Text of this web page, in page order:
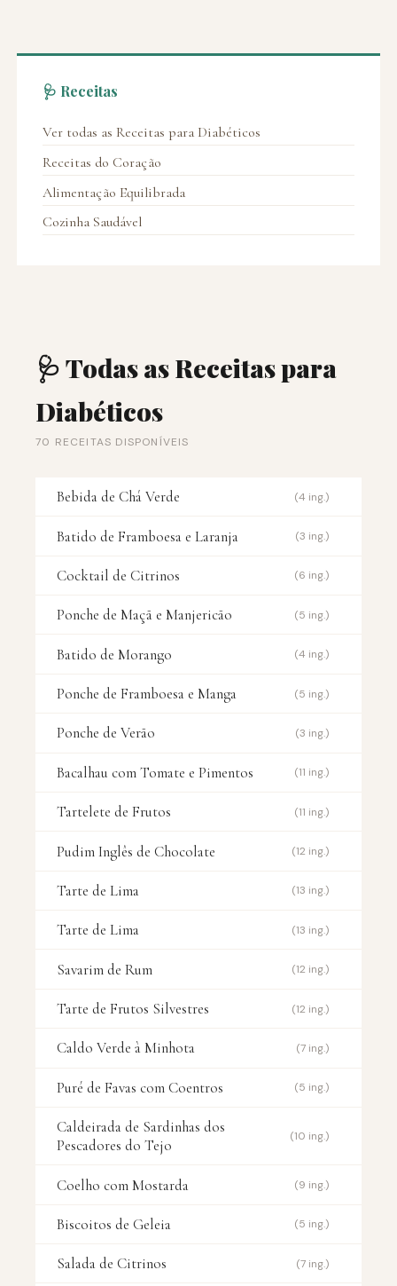
🩺 Receitas
Ver todas as Receitas para Diabéticos
Receitas do Coração
Alimentação Equilibrada
Cozinha Saudável
🩺 Todas as Receitas para
Diabéticos
70 RECEITAS DISPONÍVEIS
Bebida de Chá Verde (4 ing.)
Batido de Framboesa e Laranja (3 ing.)
Cocktail de Citrinos (6 ing.)
Ponche de Maçã e Manjericão (5 ing.)
Batido de Morango (4 ing.)
Ponche de Framboesa e Manga (5 ing.)
Ponche de Verão (3 ing.)
Bacalhau com Tomate e Pimentos (11 ing.)
Tartelete de Frutos (11 ing.)
Pudim Inglês de Chocolate (12 ing.)
Tarte de Lima (13 ing.)
Tarte de Lima (13 ing.)
Savarim de Rum (12 ing.)
Tarte de Frutos Silvestres (12 ing.)
Caldo Verde à Minhota (7 ing.)
Puré de Favas com Coentros (5 ing.)
Caldeirada de Sardinhas dos
Pescadores do Tejo
(10 ing.)
Coelho com Mostarda (9 ing.)
Biscoitos de Geleia (5 ing.)
Salada de Citrinos (7 ing.)